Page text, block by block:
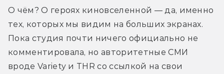
О чём? О героях киновселенной — да, именно
тех, которых мы видим на больших экранах.
Пока студия почти ничего официально не
комментировала, но авторитетные СМИ
вроде Variety и THR со ссылкой на свои